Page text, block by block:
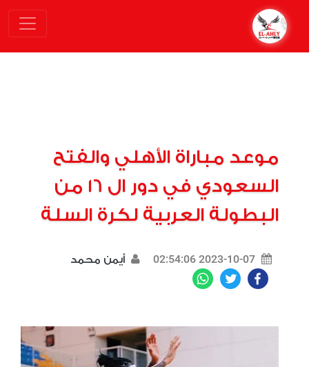
موعد مباراة الأهلي والفتح
السعودي في دور ال 16 من
البطولة العربية لكرة السلة
2023-10-07 02:54:06 أيمن محمد
Facebook
Twitter